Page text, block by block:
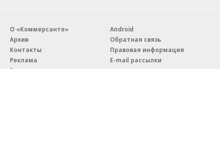
О «Коммерсанте»
Архив
Контакты
Реклама
Вакансии
Android
Обратная связь
Правовая информация
E-mail рассылки